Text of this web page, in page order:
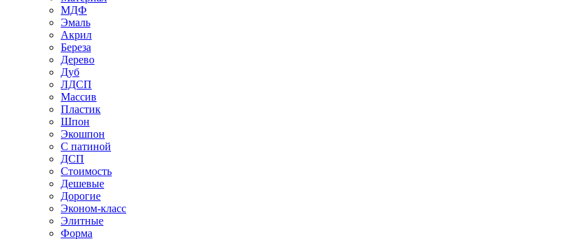
МДФ
Эмаль
Акрил
Береза
Дерево
Дуб
ЛДСП
Массив
Пластик
Шпон
Экошпон
С патиной
ДСП
Стоимость
Дешевые
Дорогие
Эконом-класс
Элитные
Форма